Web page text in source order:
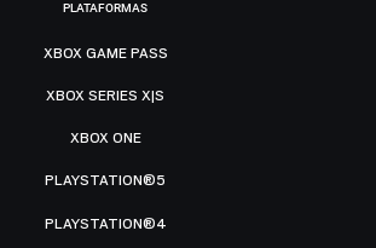
PLATAFORMAS
XBOX GAME PASS
XBOX SERIES X|S
XBOX ONE
PLAYSTATION®5
PLAYSTATION®4